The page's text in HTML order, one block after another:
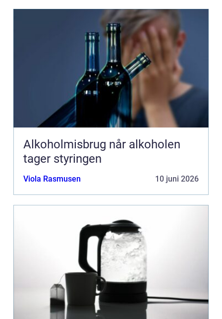
Alkoholmisbrug når alkoholen
tager styringen
Viola Rasmusen 10 juni 2026